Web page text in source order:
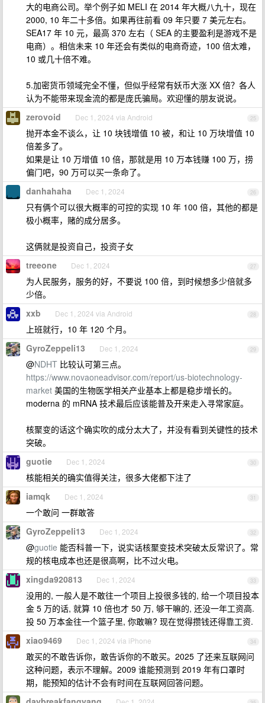
大的电商公司。举个例子如 MELI 在 2014 年大概八九十，现在
2000, 10 年二十多倍。如果再往前看 09 年只要 7 美元左右。
SEA17 年 10 元，最高 370 左右（ SEA 的主要盈利是游戏不是
电商）。相信未来 10 年还会有类似的电商奇迹，100 倍太难，
10 或几十倍不难。
5.加密货币领域完全不懂，但似乎经常有妖币大涨 XX 倍？各人
认为不能带来现金流的都是庞氏骗局。欢迎懂的朋友说说。
25
zerovoid Dec 1, 2024 via Android
抛开本金不谈么，让 10 块钱增值 10 被，和让 10 万块增值 10
倍差多了。
如果是让 10 万增值 10 倍，那就是用 10 万本钱赚 100 万，捞
偏门吧，90 万可以买一条命了。
26
danhahaha Dec 1, 2024
只有俩个可以很大概率的可控的实现 10 年 100 倍，其他的都是
极小概率，赌的成分居多。
这俩就是投资自己，投资子女
27
treeone Dec 1, 2024
为人民服务，服务的好，不要说 100 倍，到时候想多少倍就多
少倍。
28
xxb Dec 1, 2024 via Android
上班就行，10 年 120 个月。
29
GyroZeppeli13 Dec 1, 2024
@NDHT 比较认可第三点。
https://www.novaoneadvisor.com/report/us-biotechnology-
market 美国的生物医学相关产业基本上都是稳步增长的。
moderna 的 mRNA 技术最后应该能普及开来走入寻常家庭。
核聚变的话这个确实吹的成分太大了，并没有看到关键性的技术
突破。
30
guotie Dec 1, 2024
核能相关的确实值得关注，很多大佬都下注了
31
iamqk Dec 1, 2024
一个敢问 一群敢答
32
GyroZeppeli13 Dec 1, 2024
@guotie 能否科普一下，说实话核聚变技术突破太反常识了。常
规的核电成本也还是很高啊，比不过火电。
33
xingda920813 Dec 1, 2024
没用的, 一般人是不敢往一个项目上投很多钱的, 给一个项目投本
金 5 万的话, 就算 10 倍也才 50 万, 够干嘛的, 还没一年工资高.
投 50 万本金往一个篮子里, 你敢嘛? 现在觉得攒钱还得靠工资.
34
xiao9469 Dec 1, 2024 via iPhone
敢买的不敢告诉你，敢告诉你的不敢买。2025 了还来互联网问
这种问题，表示不理解。2009 谁能预测到 2019 年有口罩时
期，能预知的估计不会有时间在互联网回答问题。